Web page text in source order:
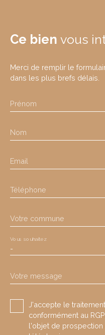
Ce bien vous
Merci de remplir le
dans les plus brefs délais.
Prénom
Nom
Email
Téléphone
Votre commune
-
Vous souhaitez
Votre message
J'accepte le
conformément au
l'objet de